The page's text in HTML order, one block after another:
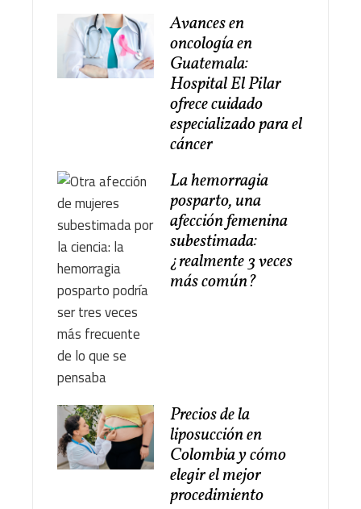
Avances en
oncología en
Guatemala:
Hospital El Pilar
ofrece cuidado
especializado para el
cáncer
La hemorragia
posparto, una
afección femenina
subestimada:
¿realmente 3 veces
más común?
Precios de la
liposucción en
Colombia y cómo
elegir el mejor
procedimiento